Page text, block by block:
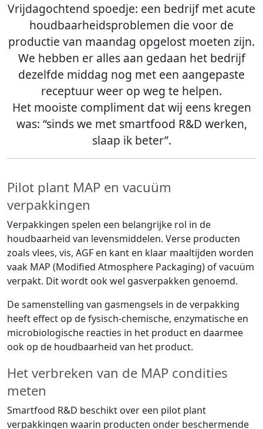
Vrijdagochtend spoedje: een bedrijf met acute
houdbaarheidsproblemen die voor de
productie van maandag opgelost moeten zijn.
We hebben er alles aan gedaan het bedrijf
dezelfde middag nog met een aangepaste
receptuur weer op weg te helpen.
Het mooiste compliment dat wij eens kregen
was: “sinds we met smartfood R&D werken,
slaap ik beter”.
Pilot plant MAP en vacuüm
verpakkingen
Verpakkingen spelen een belangrijke rol in de
houdbaarheid van levensmiddelen. Verse producten
zoals vlees, vis, AGF en kant en klaar maaltijden worden
vaak MAP (Modified Atmosphere Packaging) of vacuüm
verpakt. Dit wordt ook wel gasverpakken genoemd.
De samenstelling van gasmengsels in de verpakking
heeft effect op de fysisch-chemische, enzymatische en
microbiologische reacties in het product en daarmee
ook op de houdbaarheid van het product.
Het verbreken van de MAP condities
meten
Smartfood R&D beschikt over een pilot plant
verpakkingen waarin producten onder beschermende